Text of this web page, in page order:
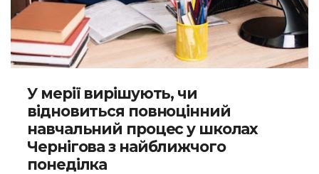
У мерії вирішують, чи
відновиться повноцінний
навчальний процес у школах
Чернігова з найближчого
понеділка